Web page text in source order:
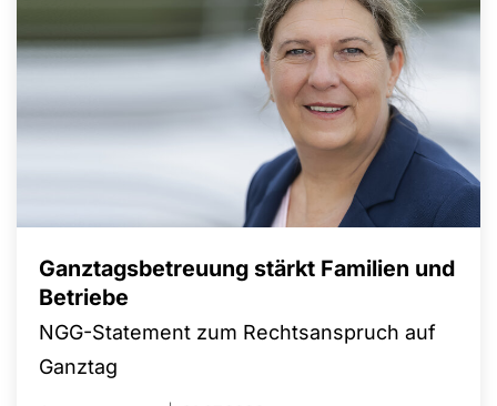
Produkte laufen heute nicht vom Band."
Ganztagsbetreuung stärkt Familien und
Betriebe
NGG-Statement zum Rechtsanspruch auf
Ganztag